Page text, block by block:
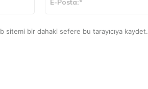
sitemi bir dahaki sefere bu tarayıcıya kaydet.